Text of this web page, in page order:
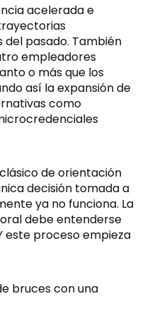
acelerada e
pasado. También
empleadores
o más que los
así la expansión de
como
de orientación
decisión tomada a
ya no funciona. La
debe entenderse
este proceso empieza
bruces con una